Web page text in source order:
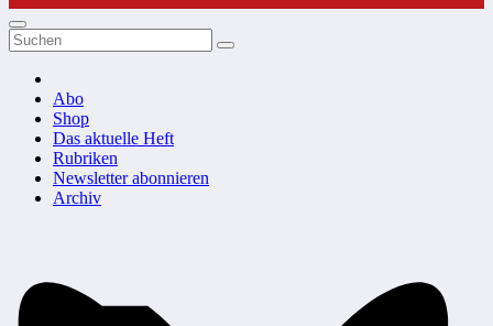
Abo
Shop
Das aktuelle Heft
Rubriken
Newsletter abonnieren
Archiv